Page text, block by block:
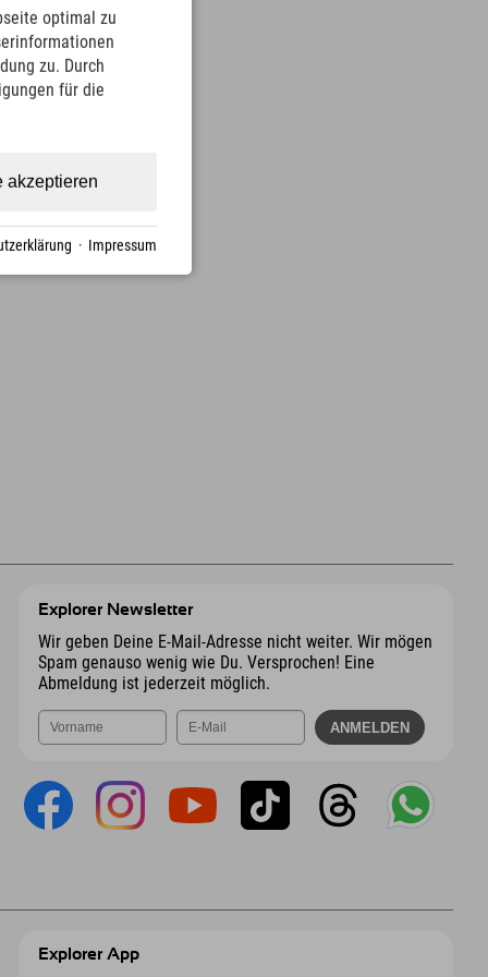
Explorer Newsletter
Wir geben Deine E-Mail-Adresse nicht weiter. Wir mögen
Spam genauso wenig wie Du. Versprochen! Eine
Abmeldung ist jederzeit möglich.
Explorer App
optimal zu
zu. Durch
für die
akzeptieren
· Impressum